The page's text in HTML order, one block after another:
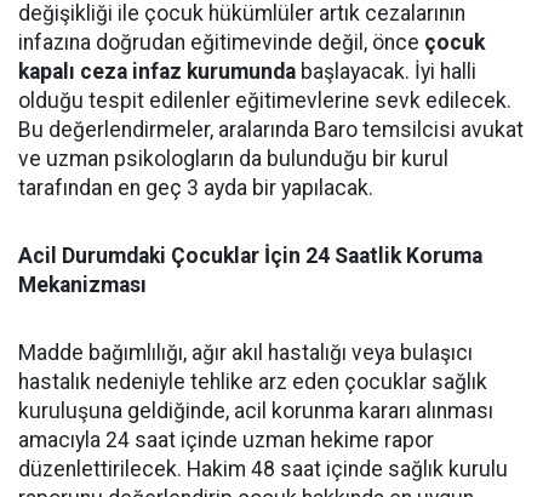
değişikliği ile çocuk hükümlüler artık cezalarının
infazına doğrudan eğitimevinde değil, önce çocuk
kapalı ceza infaz kurumunda başlayacak. İyi halli
olduğu tespit edilenler eğitimevlerine sevk edilecek.
Bu değerlendirmeler, aralarında Baro temsilcisi avukat
ve uzman psikologların da bulunduğu bir kurul
tarafından en geç 3 ayda bir yapılacak.
Acil Durumdaki Çocuklar İçin 24 Saatlik Koruma
Mekanizması
Madde bağımlılığı, ağır akıl hastalığı veya bulaşıcı
hastalık nedeniyle tehlike arz eden çocuklar sağlık
kuruluşuna geldiğinde, acil korunma kararı alınması
amacıyla 24 saat içinde uzman hekime rapor
düzenlettirilecek. Hakim 48 saat içinde sağlık kurulu